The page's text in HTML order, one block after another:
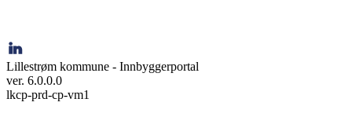
Lillestrøm kommune - Innbyggerportal
ver. 6.0.0.0
lkcp-prd-cp-vm1